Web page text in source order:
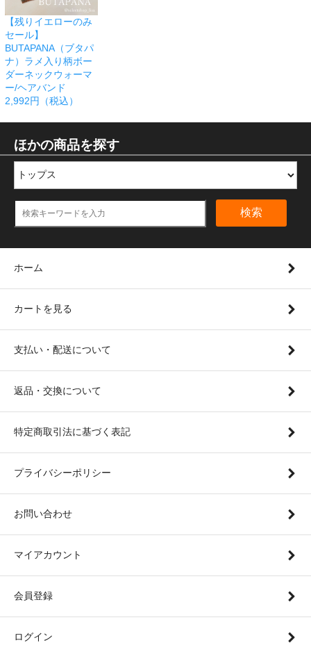
【残りイエローのみ
セール】
BUTAPANA（ブタパ
ナ）ラメ入り柄ボー
ダーネックウォーマ
ー/ヘアバンド
2,992円（税込）
ほかの商品を探す
検索
ホーム
カートを見る
支払い・配送について
返品・交換について
特定商取引法に基づく表記
プライバシーポリシー
お問い合わせ
マイアカウント
会員登録
ログイン